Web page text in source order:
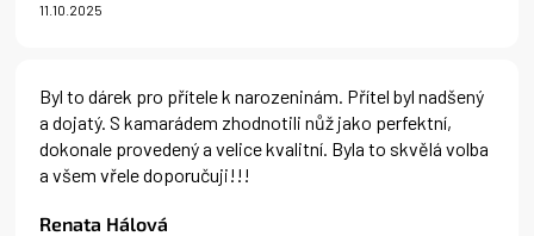
Hodnocení produktu je 5 z 5 hvězdiček.
11.10.2025
Renata Hálová
Byl to dárek pro přítele k narozeninám. Přítel byl nadšený
a dojatý. S kamarádem zhodnotili nůž jako perfektní,
dokonale provedený a velice kvalitní. Byla to skvělá volba
a všem vřele doporučuji!!!